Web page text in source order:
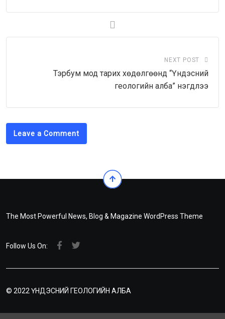
NEXT POST
Тэрбум мод тарих хөдөлгөөнд “Үндэсний
геологийн алба” нэгдлээ
Leave a Comment
The Most Powerful News, Blog & Magazine WordPress Theme
Follow Us On:
© 2022 ҮНДЭСНИЙ ГЕОЛОГИЙН АЛБА